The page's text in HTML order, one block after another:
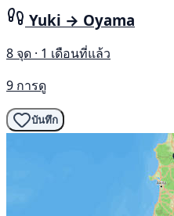
Yuki → Oyama
8 จุด · 1 เดือนที่แล้ว
9 การดู
บันทึก